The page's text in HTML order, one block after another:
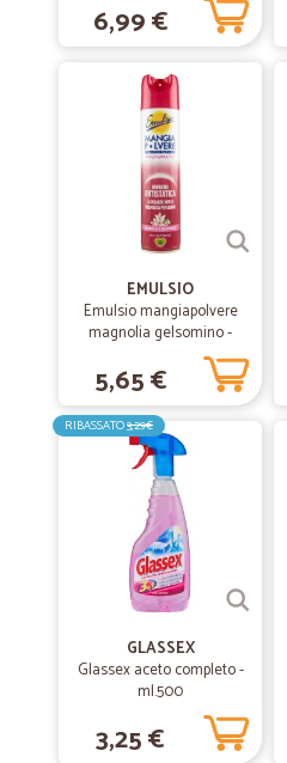
6,99 €
EMULSIO
Emulsio mangiapolvere
magnolia gelsomino -
5,65 €
RIBASSATO3,29€
GLASSEX
Glassex aceto completo -
ml.500
3,25 €